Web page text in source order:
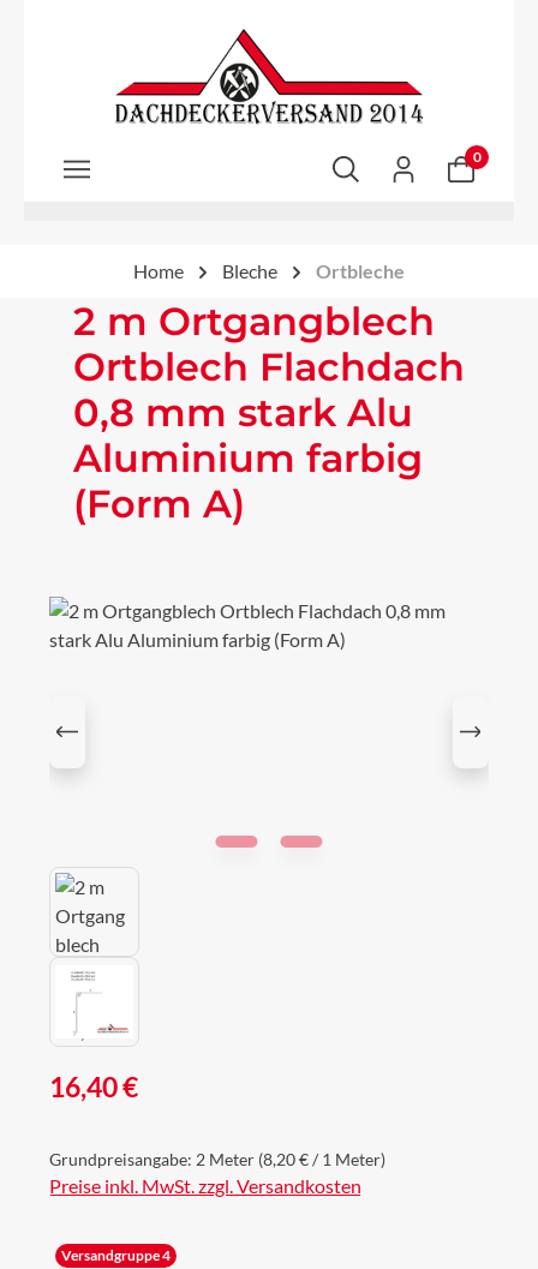
Zum Hauptinhalt springen
0
Home Bleche Ortbleche
2 m Ortgangblech
Ortblech Flachdach
0,8 mm stark Alu
Aluminium farbig
(Form A)
Bildergalerie überspringen
Regulärer Preis:
16,40 €
Grundpreisangabe: 2 Meter (8,20 € / 1 Meter)
Preise inkl. MwSt. zzgl. Versandkosten
Versandgruppe 4